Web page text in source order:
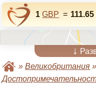
1 GBP = 111.65
↓
»Великобритания